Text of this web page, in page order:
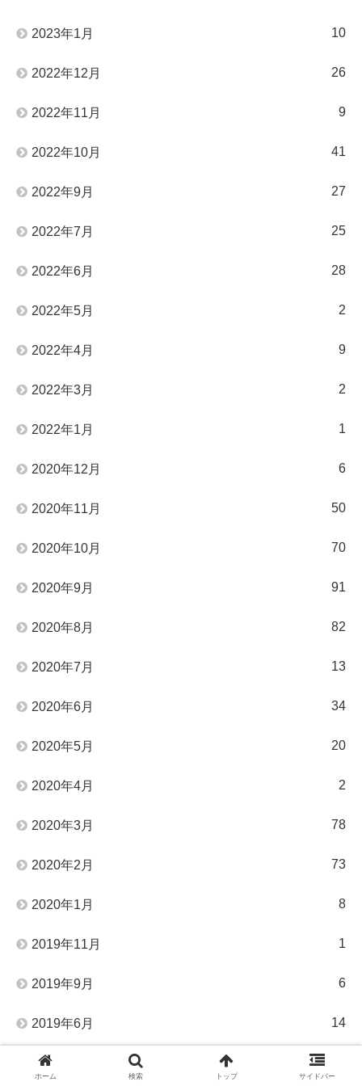
2023年1月 10
2022年12月 26
2022年11月 9
2022年10月 41
2022年9月 27
2022年7月 25
2022年6月 28
2022年5月 2
2022年4月 9
2022年3月 2
2022年1月 1
2020年12月 6
2020年11月 50
2020年10月 70
2020年9月 91
2020年8月 82
2020年7月 13
2020年6月 34
2020年5月 20
2020年4月 2
2020年3月 78
2020年2月 73
2020年1月 8
2019年11月 1
2019年9月 6
2019年6月 14
2019年5月
ホーム 検索 トップ サイドバー